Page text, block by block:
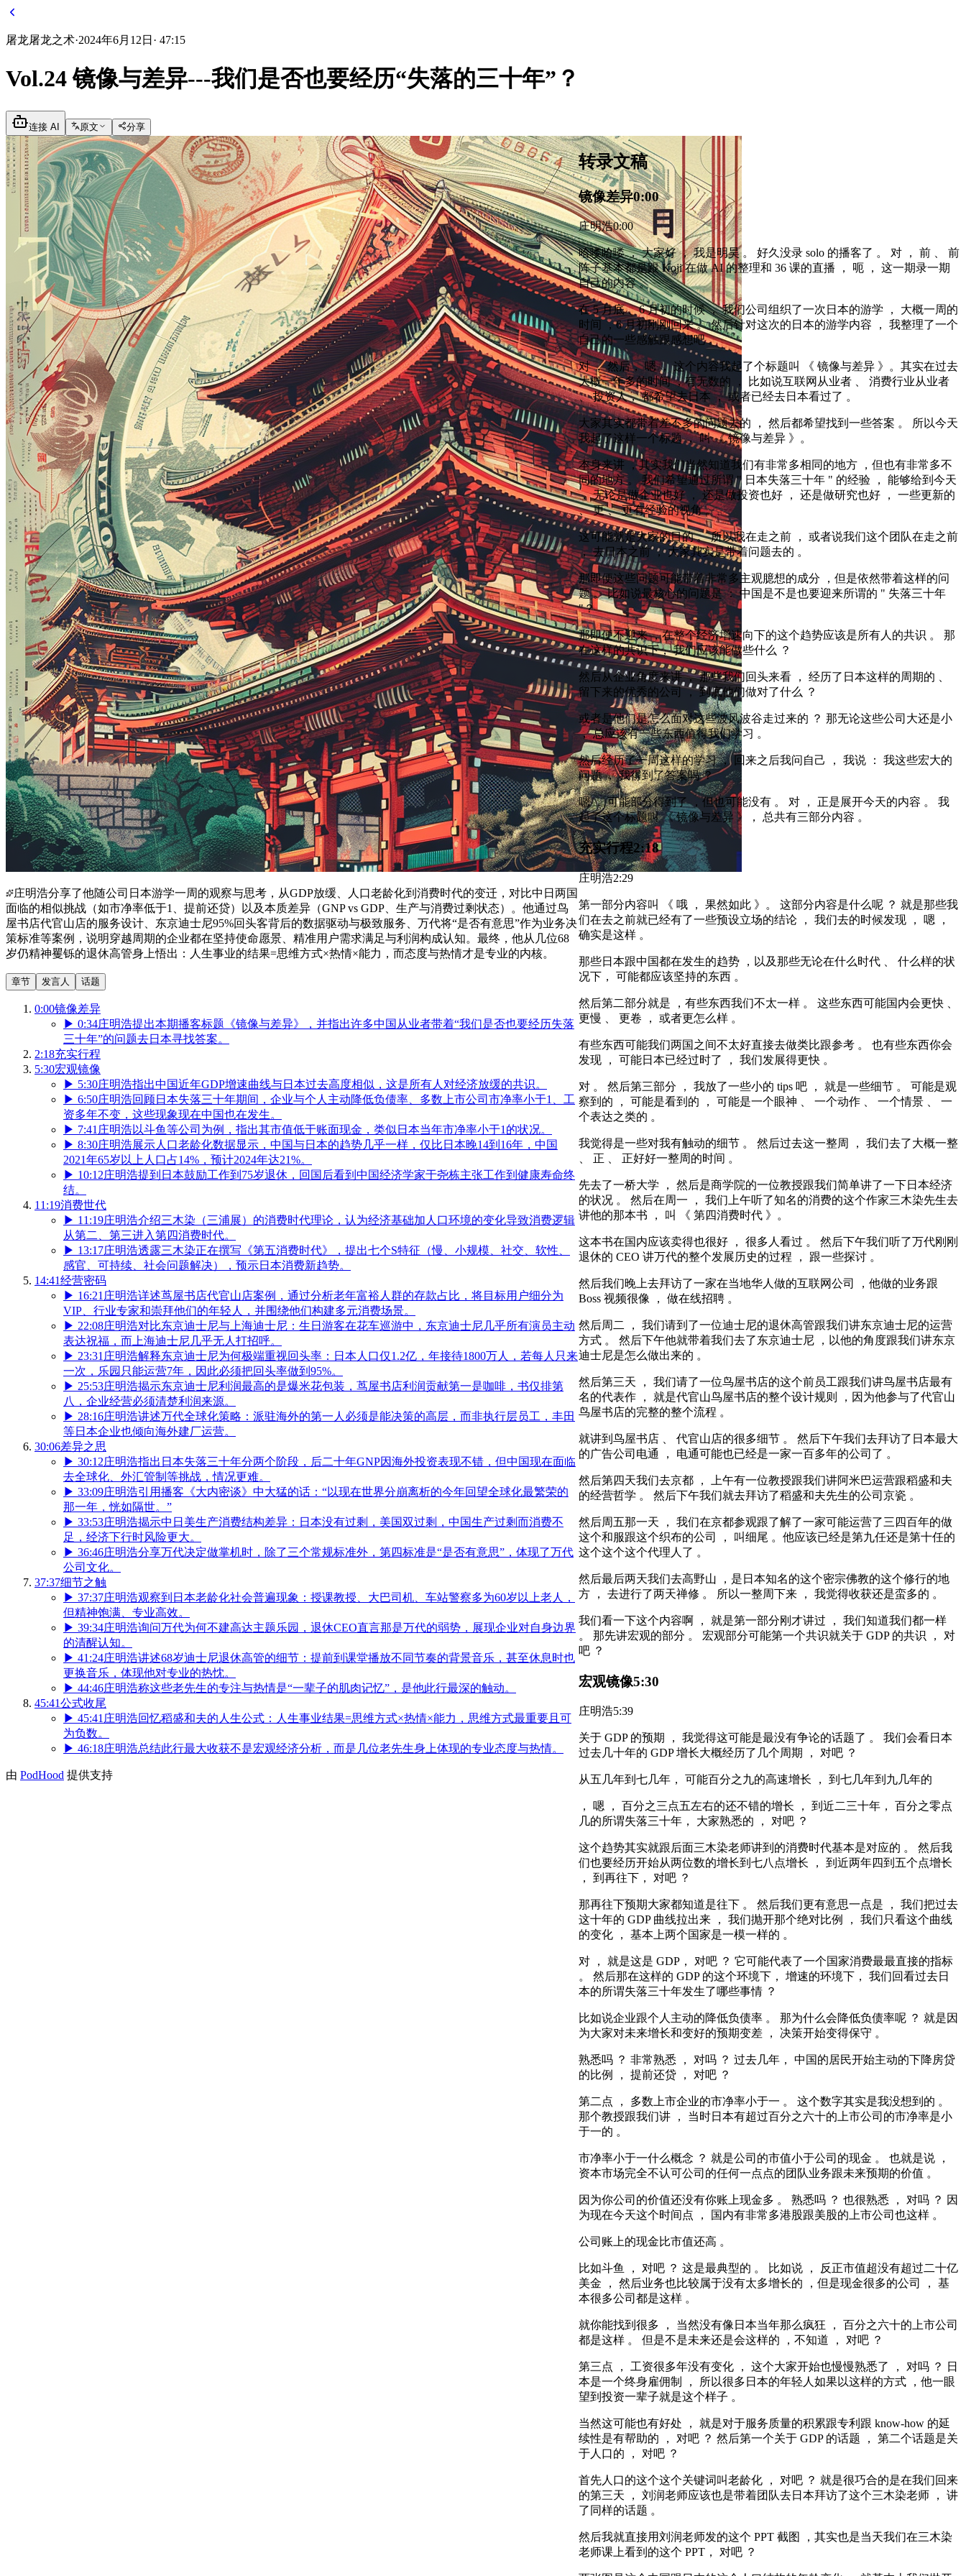
屠龙屠龙之术·2024年6月12日 · 47:15
Vol.24 镜像与差异---我们是否也要经历“失落的三十年”？
连接 AI 原文 分享
庄明浩分享了他随公司日本游学一周的观察与思考，从GDP放缓、人口老龄化到消费时代的变迁，对比中日两国
面临的相似挑战（如市净率低于1、提前还贷）以及本质差异（GNP vs GDP、生产与消费过剩状态）。他通过鸟
屋书店代官山店的服务设计、东京迪士尼95%回头客背后的数据驱动与极致服务、万代将“是否有意思”作为业务决
策标准等案例，说明穿越周期的企业都在坚持使命愿景、精准用户需求满足与利润构成认知。最终，他从几位68
岁仍精神矍铄的退休高管身上悟出：人生事业的结果=思维方式×热情×能力，而态度与热情才是专业的内核。
章节 发言人 话题
0:00镜像差异
▶ 0:34庄明浩提出本期播客标题《镜像与差异》，并指出许多中国从业者带着“我们是否也要经历失落
三十年”的问题去日本寻找答案。
2:18充实行程
5:30宏观镜像
▶ 5:30庄明浩指出中国近年GDP增速曲线与日本过去高度相似，这是所有人对经济放缓的共识。
▶ 6:50庄明浩回顾日本失落三十年期间，企业与个人主动降低负债率、多数上市公司市净率小于1、工
资多年不变，这些现象现在中国也在发生。
▶ 7:41 庄明浩以斗鱼等公司为例，指出其市值低于账面现金，类似日本当年市净率小于1的状况。
▶ 8:30庄明浩展示人口老龄化数据显示，中国与日本的趋势几乎一样，仅比日本晚14到16年，中国
2021年65岁以上人口占14%，预计2024年达21%。
▶ 10:12庄明浩提到日本鼓励工作到75岁退休，回国后看到中国经济学家于尧栋主张工作到健康寿命终
结。
11:19消费世代
▶ 11:19庄明浩介绍三木染（三浦展）的消费时代理论，认为经济基础加人口环境的变化导致消费逻辑
从第二、第三进入第四消费时代。
▶ 13:17庄明浩透露三木染正在撰写《第五消费时代》，提出七个S特征（慢、小规模、社交、软性、
感官、可持续、社会问题解决），预示日本消费新趋势。
14:41经营密码
▶ 16:21 庄明浩详述茑屋书店代官山店案例，通过分析老年富裕人群的存款占比，将目标用户细分为
VIP、行业专家和崇拜他们的年轻人，并围绕他们构建多元消费场景。
▶ 22:08庄明浩对比东京迪士尼与上海迪士尼：生日游客在花车巡游中，东京迪士尼几乎所有演员主动
表达祝福，而上海迪士尼几乎无人打招呼。
▶ 23:31 庄明浩解释东京迪士尼为何极端重视回头率：日本人口仅1.2亿，年接待1800万人，若每人只来
一次，乐园只能运营7年，因此必须把回头率做到95%。
▶ 25:53庄明浩揭示东京迪士尼利润最高的是爆米花包装，茑屋书店利润贡献第一是咖啡，书仅排第
八，企业经营必须清楚利润来源。
▶ 28:16庄明浩讲述万代全球化策略：派驻海外的第一人必须是能决策的高层，而非执行层员工，丰田
等日本企业也倾向海外建厂运营。
30:06差异之思
▶ 30:12庄明浩指出日本失落三十年分两个阶段，后二十年GNP因海外投资表现不错，但中国现在面临
去全球化、外汇管制等挑战，情况更难。
▶ 33:09庄明浩引用播客《大内密谈》中大猛的话：“以现在世界分崩离析的今年回望全球化最繁荣的
那一年，恍如隔世。”
▶ 33:53庄明浩揭示中日美生产消费结构差异：日本没有过剩，美国双过剩，中国生产过剩而消费不
足，经济下行时风险更大。
▶ 36:46庄明浩分享万代决定做掌机时，除了三个常规标准外，第四标准是“是否有意思”，体现了万代
公司文化。
37:37细节之触
▶ 37:37庄明浩观察到日本老龄化社会普遍现象：授课教授、大巴司机、车站警察多为60岁以上老人，
但精神饱满、专业高效。
▶ 39:34庄明浩询问万代为何不建高达主题乐园，退休CEO直言那是万代的弱势，展现企业对自身边界
的清醒认知。
▶ 41:24庄明浩讲述68岁迪士尼退休高管的细节：提前到课堂播放不同节奏的背景音乐，甚至休息时也
更换音乐，体现他对专业的热忱。
▶ 44:46庄明浩称这些老先生的专注与热情是“一辈子的肌肉记忆”，是他此行最深的触动。
45:41公式收尾
▶ 45:41 庄明浩回忆稻盛和夫的人生公式：人生事业结果=思维方式×热情×能力，思维方式最重要且可
为负数。
▶ 46:18庄明浩总结此行最大收获不是宏观经济分析，而是几位老先生身上体现的专业态度与热情。
由 PodHood 提供支持
转录文稿
镜像差异0:00
庄明浩0:00
哈喽哈喽 ， 大家好 ， 我是明昊 。 好久没录 solo 的播客了 。 对 ， 前 、 前
阵子基本都是跟 Koji 在做 AI 的整理和 36 课的直播 ， 呃 ， 这一期录一期
自己的内容 。
在 5 月底 、6 月初的时候 ， 我们公司组织了一次日本的游学 ， 大概一周的
时间 ，6 月初刚刚回来 。 然后针对这次的日本的游学内容 ， 我整理了一个
自己的一些感触跟感想吧 。
对 ， 然后， 嗯 ， 这个内容我起了个标题叫 《 镜像与差异 》。其实在过去
大概一年多的时间 ，有无数的 ， 比如说互联网从业者 、 消费行业从业者
、 投资人， 都希望去日本 ， 或者已经去日本看过了 。
大家其实都带着差不多的问题去的 ， 然后都希望找到一些答案 。 所以今天
我起了这样一个标题 ， 叫 《 镜像与差异 》。
本身来讲 ，其实我们当然知道我们有非常多相同的地方 ，但也有非常多不
同的地方 。 我们希望通过所谓 " 日本失落三十年 " 的经验 ， 能够给到今天
， 无论是做企业也好 ， 还是做投资也好 ， 还是做研究也好 ， 一些更新的
、 更 、 更有经验的视角 。
这可能就是大家的目的 。 所以我在走之前 ， 或者说我们这个团队在走之前
， 去日本之前 ， 大家其实是带着问题去的 。
那即便这些问题可能带着非常多主观臆想的成分 ，但是依然带着这样的问
题 。 比如说最核心的问题是 ： 中国是不是也要迎来所谓的 " 失落三十年
"？
那即便不迎来 ，在整个经济增速向下的这个趋势应该是所有人的共识 。 那
在这样的共识下， 我们应该能做些什么 ？
然后从企业角度来讲 ， 那些我们回头来看 ， 经历了日本这样的周期的 、
留下来的优秀的公司 ， 到底他们做对了什么 ？
或者是他们是怎么面对这些波风波谷走过来的 ？ 那无论这些公司大还是小
， 总应该有一些东西值得我们学习 。
然后经历了一周这样的学习 ， 回来之后我问自己 ， 我说 ： 我这些宏大的
问题 ， 我得到了答案吗 ？
嗯 ， 可能部分得到了 ，但也可能没有 。 对 ， 正是展开今天的内容 。 我
起了这个标题叫 《 镜像与差异 》， 总共有三部分内容 。
充实行程2:18
庄明浩2:29
第一部分内容叫 《 哦 ， 果然如此 》。 这部分内容是什么呢 ？ 就是那些我
们在去之前就已经有了一些预设立场的结论 ， 我们去的时候发现 ， 嗯 ，
确实是这样 。
那些日本跟中国都在发生的趋势 ，以及那些无论在什么时代 、 什么样的状
况下， 可能都应该坚持的东西 。
然后第二部分就是 ，有些东西我们不太一样 。 这些东西可能国内会更快 、
更慢 、 更卷 ， 或者更怎么样 。
有些东西可能我们两国之间不太好直接去做类比跟参考 。 也有些东西你会
发现 ， 可能日本已经过时了 ， 我们发展得更快 。
对 。 然后第三部分 ， 我放了一些小的 tips 吧 ， 就是一些细节 。 可能是观
察到的 ， 可能是看到的 ， 可能是一个眼神 、 一个动作 、 一个情景 、 一
个表达之类的 。
我觉得是一些对我有触动的细节 。 然后过去这一整周 ， 我们去了大概一整
、 正 、 正好好一整周的时间 。
先去了一桥大学 ， 然后是商学院的一位教授跟我们简单讲了一下日本经济
的状况 。 然后在周一 ， 我们上午听了知名的消费的这个作家三木染先生去
讲他的那本书 ， 叫 《 第四消费时代 》。
这本书在国内应该卖得也很好 ， 很多人看过 。 然后下午我们听了万代刚刚
退休的 CEO 讲万代的整个发展历史的过程 ， 跟一些探讨 。
然后我们晚上去拜访了一家在当地华人做的互联网公司 ，他做的业务跟
Boss 视频很像 ， 做在线招聘 。
然后周二 ， 我们请到了一位迪士尼的退休高管跟我们讲东京迪士尼的运营
方式 。 然后下午他就带着我们去了东京迪士尼 ，以他的角度跟我们讲东京
迪士尼是怎么做出来的 。
然后第三天 ， 我们请了一位鸟屋书店的这个前员工跟我们讲鸟屋书店最有
名的代表作 ， 就是代官山鸟屋书店的整个设计规则 ，因为他参与了代官山
鸟屋书店的完整的整个流程 。
就讲到鸟屋书店 、 代官山店的很多细节 。 然后下午我们去拜访了日本最大
的广告公司电通 ， 电通可能也已经是一家一百多年的公司了 。
然后第四天我们去京都 ， 上午有一位教授跟我们讲阿米巴运营跟稻盛和夫
的经营哲学 。 然后下午我们就去拜访了稻盛和夫先生的公司京瓷 。
然后周五那一天 ， 我们在京都参观跟了解了一家可能运营了三四百年的做
这个和服跟这个织布的公司 ， 叫细尾 。他应该已经是第九任还是第十任的
这个这个这个代理人了 。
然后最后两天我们去高野山 ，是日本知名的这个密宗佛教的这个修行的地
方 ， 去进行了两天禅修 。 所以一整周下来 ， 我觉得收获还是蛮多的 。
我们看一下这个内容啊 ， 就是第一部分刚才讲过 ， 我们知道我们都一样
。 那先讲宏观的部分 。 宏观部分可能第一个共识就关于 GDP 的共识 ， 对
吧 ？
宏观镜像5:30
庄明浩5:39
关于 GDP 的预期 ， 我觉得这可能是最没有争论的话题了 。 我们会看日本
过去几十年的 GDP 增长大概经历了几个周期 ， 对吧 ？
从五几年到七几年， 可能百分之九的高速增长 ， 到七几年到九几年的
， 嗯 ， 百分之三点五左右的还不错的增长 ， 到近二三十年， 百分之零点
几的所谓失落三十年， 大家熟悉的 ， 对吧 ？
这个趋势其实就跟后面三木染老师讲到的消费时代基本是对应的 。 然后我
们也要经历开始从两位数的增长到七八点增长 ， 到近两年四到五个点增长
， 到再往下， 对吧 ？
那再往下预期大家都知道是往下 。 然后我们更有意思一点是 ， 我们把过去
这十年的 GDP 曲线拉出来 ， 我们抛开那个绝对比例 ， 我们只看这个曲线
的变化 ， 基本上两个国家是一模一样的 。
对 ， 就是这是 GDP， 对吧 ？ 它可能代表了一个国家消费最最直接的指标
。 然后那在这样的 GDP 的这个环境下， 增速的环境下， 我们回看过去日
本的所谓失落三十年发生了哪些事情 ？
比如说企业跟个人主动的降低负债率 。 那为什么会降低负债率呢 ？ 就是因
为大家对未来增长和变好的预期变差 ， 决策开始变得保守 。
熟悉吗 ？ 非常熟悉 ， 对吗 ？ 过去几年， 中国的居民开始主动的下降房贷
的比例 ， 提前还贷 ， 对吧 ？
第二点 ， 多数上市企业的市净率小于一 。 这个数字其实是我没想到的 。
那个教授跟我们讲 ， 当时日本有超过百分之六十的上市公司的市净率是小
于一的 。
市净率小于一什么概念 ？ 就是公司的市值小于公司的现金 。 也就是说 ，
资本市场完全不认可公司的任何一点点的团队业务跟未来预期的价值 。
因为你公司的价值还没有你账上现金多 。 熟悉吗 ？ 也很熟悉 ， 对吗 ？ 因
为现在今天这个时间点 ， 国内有非常多港股跟美股的上市公司也这样 。
公司账上的现金比市值还高 。
比如斗鱼 ， 对吧 ？ 这是最典型的 。 比如说 ， 反正市值超没有超过二十亿
美金 ， 然后业务也比较属于没有太多增长的 ，但是现金很多的公司 ， 基
本很多公司都是这样 。
就你能找到很多 ， 当然没有像日本当年那么疯狂 ， 百分之六十的上市公司
都是这样 。 但是不是未来还是会这样的 ，不知道 ， 对吧 ？
第三点 ， 工资很多年没有变化 ， 这个大家开始也慢慢熟悉了 ， 对吗 ？ 日
本是一个终身雇佣制 ， 所以很多日本的年轻人如果以这样的方式 ，他一眼
望到投资一辈子就是这个样子 。
当然这可能也有好处 ， 就是对于服务质量的积累跟专利跟 know-how 的延
续性是有帮助的 ， 对吧 ？ 然后第一个关于 GDP 的话题 ， 第二个话题是关
于人口的 ， 对吧 ？
首先人口的这个这个关键词叫老龄化 ， 对吧 ？ 就是很巧合的是在我们回来
的第三天 ， 刘润老师应该也是带着团队去日本拜访了这个三木染老师 ， 讲
了同样的话题 。
然后我就直接用刘润老师发的这个 PPT 截图 ，其实也是当天我们在三木染
老师课上看到的这个 PPT， 对吧 ？